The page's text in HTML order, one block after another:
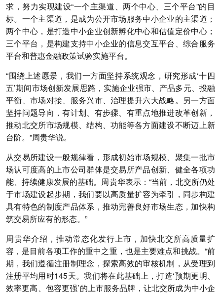
求，努力实现建设“一个主渠道、两个中心、三个平台”的目
标。一个主渠道，是成为公开市场服务中小企业的主渠道；
两个中心，是打造中小企业创新孵化中心和估值定价中心；
三个平台，是构建支持中小企业的信息交互平台、综合服务
平台和普惠金融政策试验实施平台。
“围绕上述愿景，我们一方面坚持系统观念，研究形成‘十四
五’期间市场创新发展思路，实施企业强市、产品多元、投融
平衡、市场对接、服务兴市、治理提升六大战略。另一方面
坚持问题导向，有计划、有步骤、有重点地推进改革创新，
推动北交所市场规模、结构、功能等各方面建设不断迈上新
台阶。”周贵华说。
从交易所建设一般规律看，形成初始市场规模、聚集一批市
场认可度高的上市公司群体是交易所产品创新、健全各项功
能、持续健康发展的基础。周贵华表示：“当前，北交所仍处
于市场建设起步期，我们要以高质量扩容为牵引，同步构建
具有特色的制度产品体系，推动完善良好市场生态，加快构
筑交易所应有的形态。”
周贵华介绍，推动常态化发行上市，加快北交所高质量扩
容，是目前各项工作的重中之重，也是主要难点和挑战。“前
期，我们遵循注册制理念，探索高效的审核机制，从受理到
注册平均用时145天。我们将在此基础上，打造‘预期更明、
效率更高、包容更强’的上市服务品牌，让北交所成为中小企